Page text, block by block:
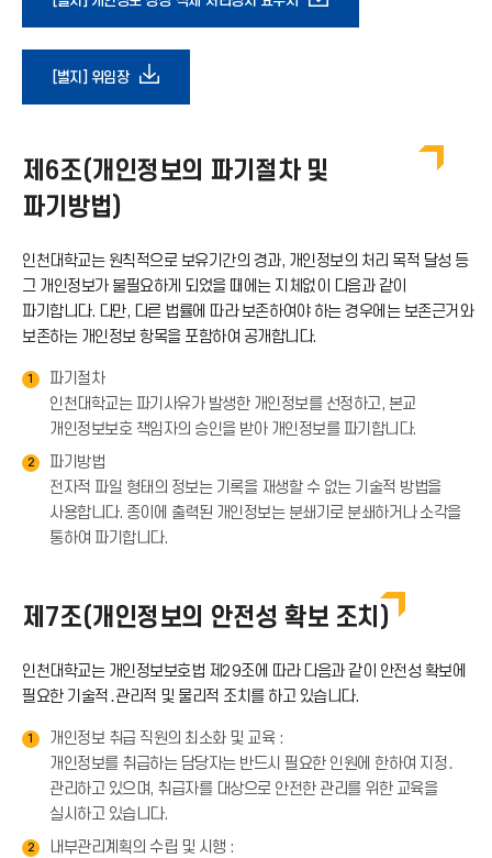
로
콘
드
이
콘
[별지] 위임장다
로
아
콘
제6조(개인정보의 파기절차 및
파기방법)
인천대학교는 원칙적으로 보유기간의 경과, 개인정보의 처리 목적 달성 등
그 개인정보가 불필요하게 되었을 때에는 지체없이 다음과 같이
파기합니다. 다만, 다른 법률에 따라 보존하여야 하는 경우에는 보존근거와
보존하는 개인정보 항목을 포함하여 공개합니다.
1
파기절차
인천대학교는 파기사유가 발생한 개인정보를 선정하고, 본교
개인정보보호 책임자의 승인을 받아 개인정보를 파기합니다.
2
파기방법
전자적 파일 형태의 정보는 기록을 재생할 수 없는 기술적 방법을
사용합니다. 종이에 출력된 개인정보는 분쇄기로 분쇄하거나 소각을
통하여 파기합니다.
제7조(개인정보의 안전성 확보 조치)
인천대학교는 개인정보보호법 제29조에 따라 다음과 같이 안전성 확보에
필요한 기술적․관리적 및 물리적 조치를 하고 있습니다.
1
개인정보 취급 직원의 최소화 및 교육 :
개인정보를 취급하는 담당자는 반드시 필요한 인원에 한하여 지정․
관리하고 있으며, 취급자를 대상으로 안전한 관리를 위한 교육을
실시하고 있습니다.
2
내부관리계획의 수립 및 시행 :